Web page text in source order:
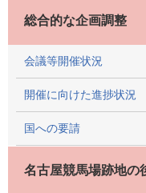
総合的な企画調整
会議等開催状況
開催に向けた進捗状況
国への要請
名古屋競馬場跡地の